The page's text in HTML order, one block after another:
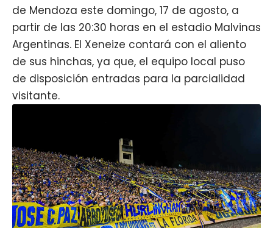
de Mendoza este domingo, 17 de agosto, a
partir de las 20:30 horas en el estadio Malvinas
Argentinas. El Xeneize contará con el aliento
de sus hinchas, ya que, el equipo local puso
de disposición entradas para la parcialidad
visitante.